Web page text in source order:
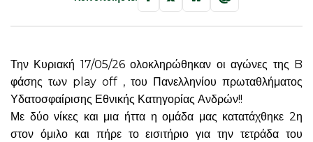
Την Κυριακή 17/05/26 ολοκληρώθηκαν οι αγώνες της B
φάσης των play off , του Πανελληνίου πρωταθλήματος
Υδατοσφαίρισης Εθνικής Κατηγορίας Ανδρών!!
Με δύο νίκες και μια ήττα η ομάδα μας κατατάχθηκε 2η
στον όμιλο και πήρε το εισιτήριο για την τετράδα του